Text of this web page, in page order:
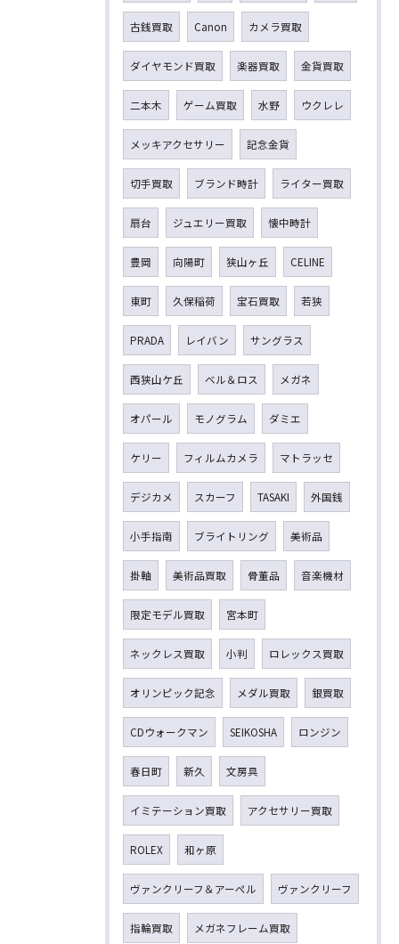
古銭買取 Canon カメラ買取
ダイヤモンド買取 楽器買取 金貨買取
二本木 ゲーム買取 水野 ウクレレ
メッキアクセサリー 記念金貨
切手買取 ブランド時計 ライター買取
扇台 ジュエリー買取 懐中時計
豊岡 向陽町 狭山ヶ丘 CELINE
東町 久保稲荷 宝石買取 若狭
PRADA レイバン サングラス
西狭山ケ丘 ベル＆ロス メガネ
オパール モノグラム ダミエ
ケリー フィルムカメラ マトラッセ
デジカメ スカーフ TASAKI 外国銭
小手指南 ブライトリング 美術品
掛軸 美術品買取 骨董品 音楽機材
限定モデル買取 宮本町
ネックレス買取 小判 ロレックス買取
オリンピック記念 メダル買取 銀買取
CDウォークマン SEIKOSHA ロンジン
春日町 新久 文房具
イミテーション買取 アクセサリー買取
ROLEX 和ヶ原
ヴァンクリーフ＆アーペル ヴァンクリーフ
指輪買取 メガネフレーム買取